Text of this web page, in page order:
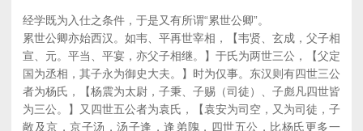
经学既为入仕之条件，于是又有所谓“累世公卿”。
累世公卿亦始西汉。如韦、平再世宰相，【韦贤、玄成，父子相
宣、元。平当、平宴，亦父子相继。】于氏为两世三公，【父定
国为丞相，其子永为御史大夫。】时为仅事。东汉则有四世三公
者为杨氏，【杨震为太尉，子秉、子赐（司徒）、子彪凡四世皆
为三公。】又四世五公者为袁氏，【袁安为司空，又为司徒，子
敞及京，京子汤，汤子逢，逢弟隗，四世五公，比杨氏更多一